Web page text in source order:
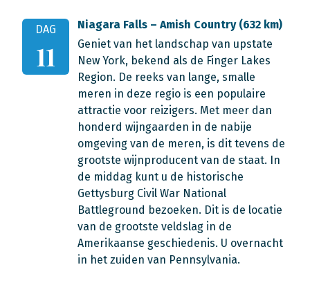
DAG
11
Niagara Falls – Amish Country (632 km)
Geniet van het landschap van upstate
New York, bekend als de Finger Lakes
Region. De reeks van lange, smalle
meren in deze regio is een populaire
attractie voor reizigers. Met meer dan
honderd wijngaarden in de nabije
omgeving van de meren, is dit tevens de
grootste wijnproducent van de staat. In
de middag kunt u de historische
Gettysburg Civil War National
Battleground bezoeken. Dit is de locatie
van de grootste veldslag in de
Amerikaanse geschiedenis. U overnacht
in het zuiden van Pennsylvania.